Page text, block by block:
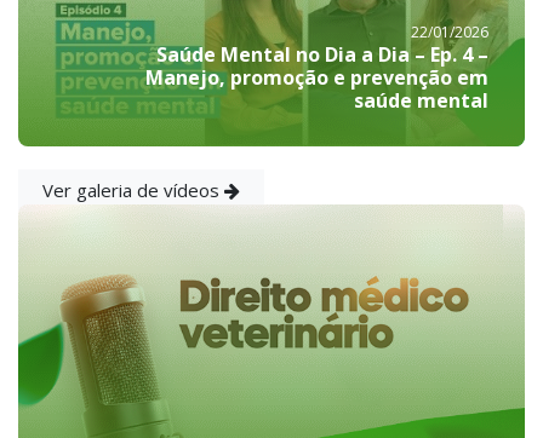
22/01/2026
Saúde Mental no Dia a Dia – Ep. 4 –
Manejo, promoção e prevenção em
saúde mental
Ver galeria de vídeos